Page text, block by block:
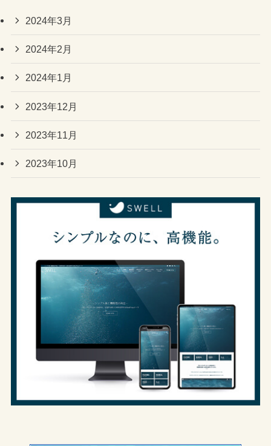
2024年3月
2024年2月
2024年1月
2023年12月
2023年11月
2023年10月